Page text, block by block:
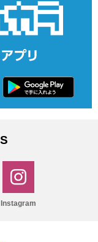
Instagram